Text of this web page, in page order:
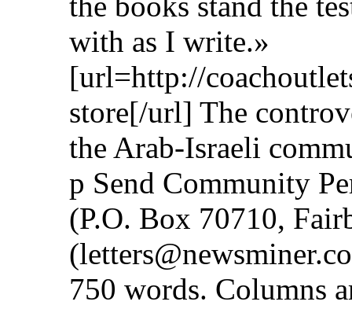
with as I write.»
[url=http://
store[/url] The
the Arab-Israeli
p Send Community
(P.O. Box 70710,
750 words. Columns